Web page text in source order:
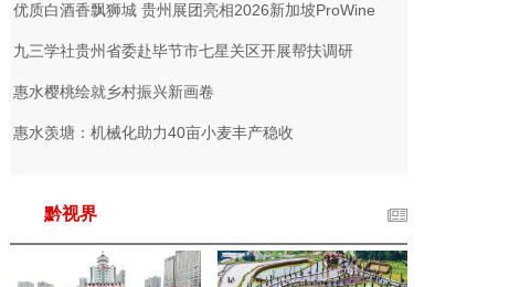
优质白酒香飘狮城 贵州展团亮相2026新加坡ProWine
九三学社贵州省委赴毕节市七星关区开展帮扶调研
惠水樱桃绘就乡村振兴新画卷
惠水羡塘：机械化助力40亩小麦丰产稳收
黔视界